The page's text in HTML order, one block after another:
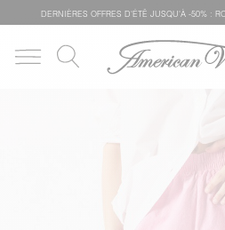
DERNIÈRES OFFRES D'ÉTÊ JUSQU'À -50% :